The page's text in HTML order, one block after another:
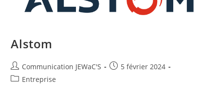
Alstom
Communication JEWaC'S
5 février 2024
Entreprise